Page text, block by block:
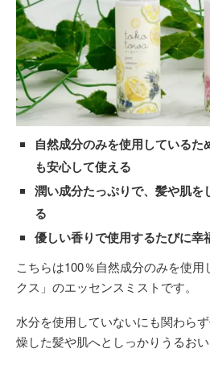
自然成分のみを使用している
も安心して使える
潤い成分たっぷりで、髪や肌を
る
優しい香りで使用するたびに幸
こちらは100％自然成分のみを使
クス」のエッセンスミストです。
水分を使用していないにも関わら
燥した髪や肌へとしっかりうるおい